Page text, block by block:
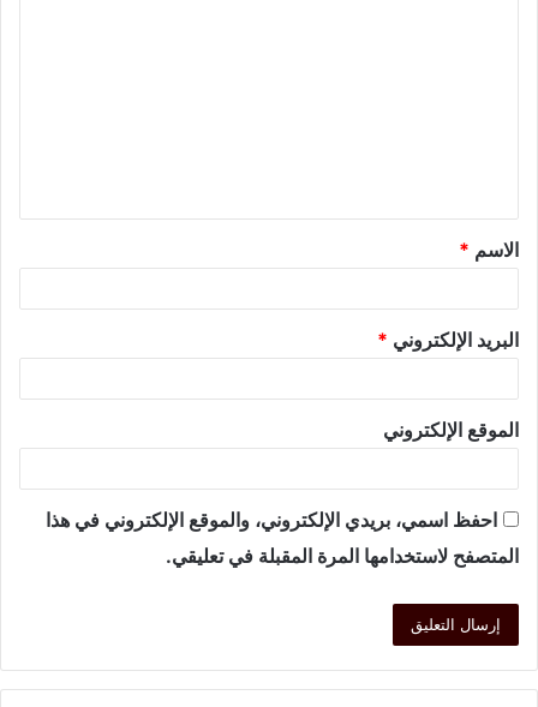
الاسم *
البريد الإلكتروني *
الموقع الإلكتروني
احفظ اسمي، بريدي الإلكتروني، والموقع الإلكتروني في هذا
المتصفح لاستخدامها المرة المقبلة في تعليقي.